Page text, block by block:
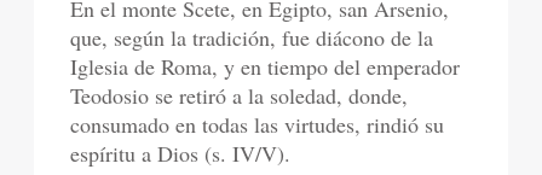
En el monte Scete, en Egipto, san Arsenio,
que, según la tradición, fue diácono de la
Iglesia de Roma, y en tiempo del emperador
Teodosio se retiró a la soledad, donde,
consumado en todas las virtudes, rindió su
espíritu a Dios (s. IV/V).